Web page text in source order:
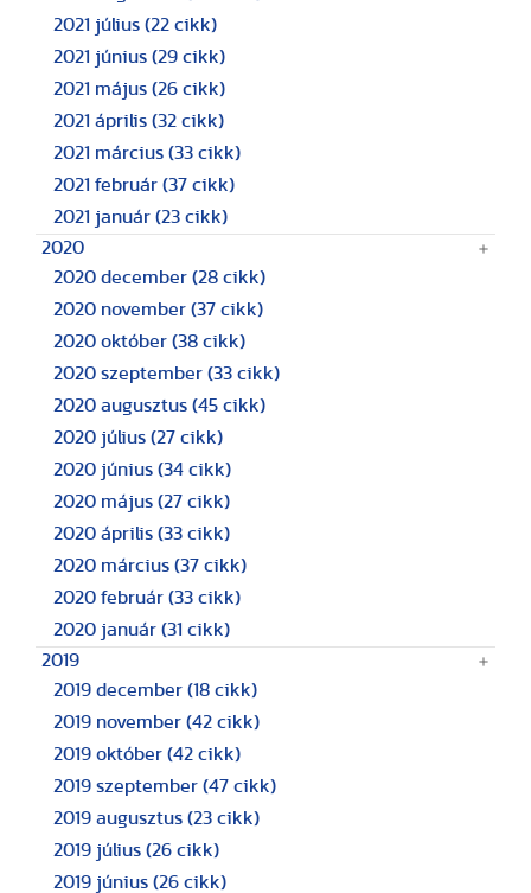
2021 július (22 cikk)
2021 június (29 cikk)
2021 május (26 cikk)
2021 április (32 cikk)
2021 március (33 cikk)
2021 február (37 cikk)
2021 január (23 cikk)
2020
2020 december (28 cikk)
2020 november (37 cikk)
2020 október (38 cikk)
2020 szeptember (33 cikk)
2020 augusztus (45 cikk)
2020 július (27 cikk)
2020 június (34 cikk)
2020 május (27 cikk)
2020 április (33 cikk)
2020 március (37 cikk)
2020 február (33 cikk)
2020 január (31 cikk)
2019
2019 december (18 cikk)
2019 november (42 cikk)
2019 október (42 cikk)
2019 szeptember (47 cikk)
2019 augusztus (23 cikk)
2019 július (26 cikk)
2019 június (26 cikk)